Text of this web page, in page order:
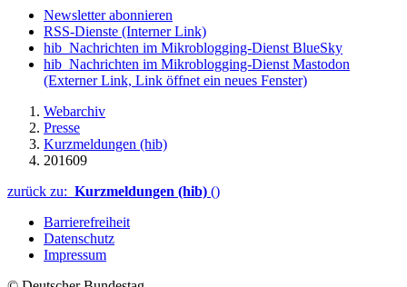
Newsletter abonnieren
RSS-Dienste (Interner Link)
hib_Nachrichten im Mikroblogging-Dienst BlueSky
hib_Nachrichten im Mikroblogging-Dienst Mastodon
(Externer Link, Link öffnet ein neues Fenster)
Webarchiv
Presse
Kurzmeldungen (hib)
201609
zurück zu: Kurzmeldungen (hib) ()
Barrierefreiheit
Datenschutz
Impressum